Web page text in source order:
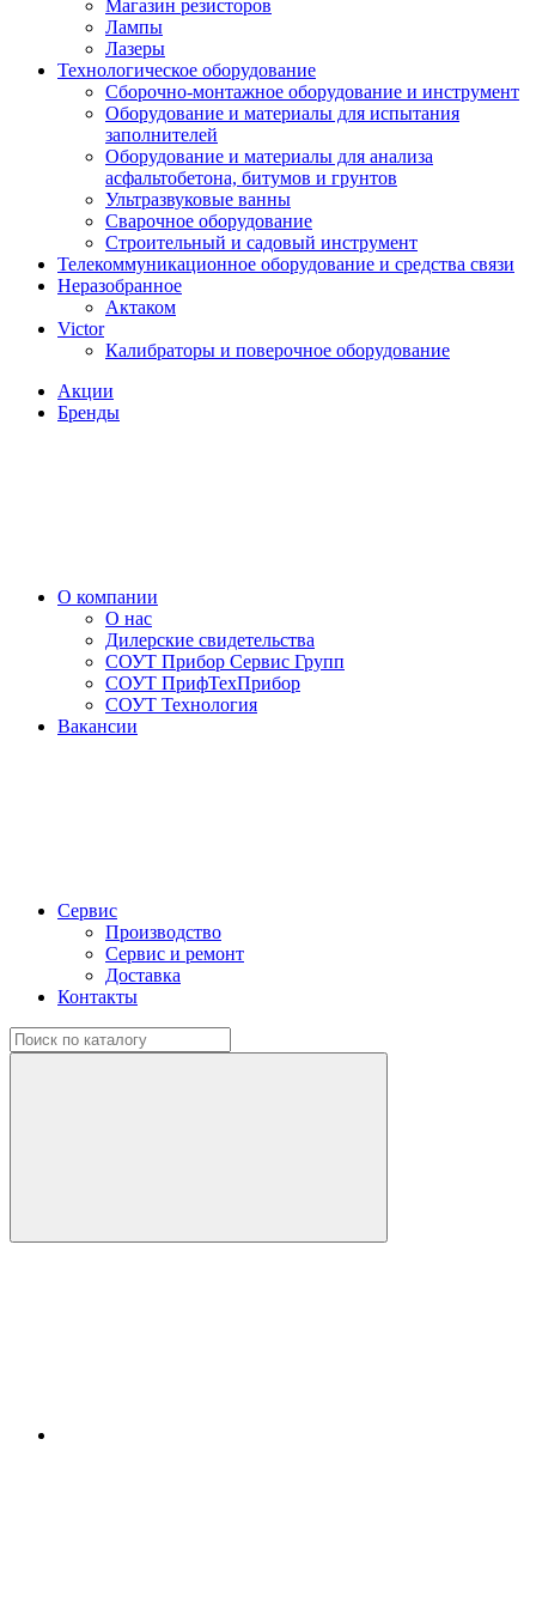
Магазин резисторов
Лампы
Лазеры
Технологическое оборудование
Сборочно-монтажное оборудование и инструмент
Оборудование и материалы для испытания
заполнителей
Оборудование и материалы для анализа
асфальтобетона, битумов и грунтов
Ультразвуковые ванны
Сварочное оборудование
Строительный и садовый инструмент
Телекоммуникационное оборудование и средства связи
Неразобранное
Актаком
Victor
Калибраторы и поверочное оборудование
Акции
Бренды
О компании
О нас
Дилерские свидетельства
СОУТ Прибор Сервис Групп
СОУТ ПрифТехПрибор
СОУТ Технология
Вакансии
Сервис
Производство
Сервис и ремонт
Доставка
Контакты